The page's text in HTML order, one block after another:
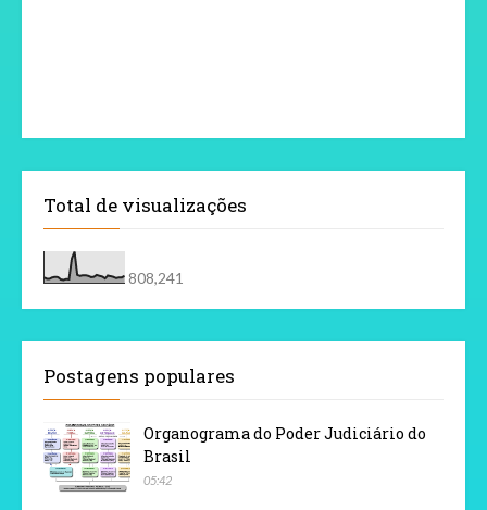
Total de visualizações
808,241
Postagens populares
Organograma do Poder Judiciário do
Brasil
05:42